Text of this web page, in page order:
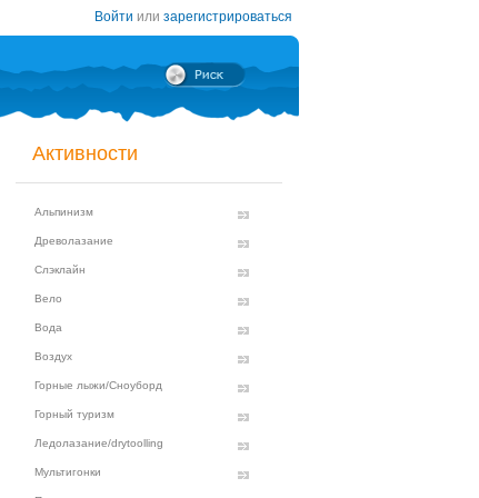
Войти или зарегистрироваться
Активности
Альпинизм
Древолазание
Слэклайн
Вело
Вода
Воздух
Горные лыжи/Сноуборд
Горный туризм
Ледолазание/drytoolling
Мультигонки